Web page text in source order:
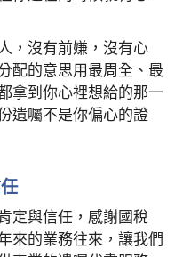
，沒有前嫌，沒有心
配的意思用最周全、最
拿到你心裡想給的那一
遺囑不是你偏心的證
定與信任，感謝國稅
來的業務往來，讓我們